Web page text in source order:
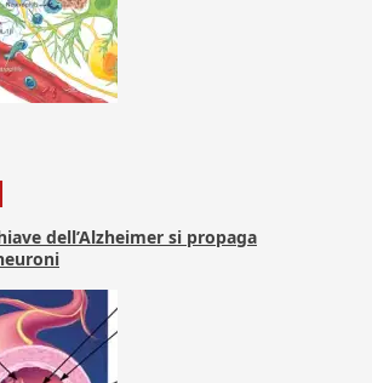
dell’Alzheimer si propaga